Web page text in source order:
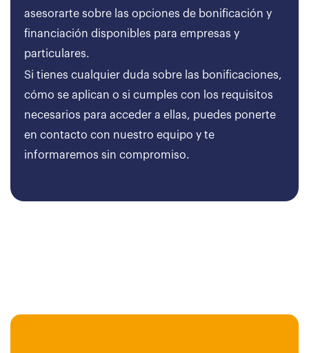
asesorarte sobre las opciones de bonificación y
financiación disponibles para empresas y
particulares.
Si tienes cualquier duda sobre las bonificaciones,
cómo se aplican o si cumples con los requisitos
necesarios para acceder a ellas, puedes ponerte
en contacto con nuestro equipo y te
informaremos sin compromiso.